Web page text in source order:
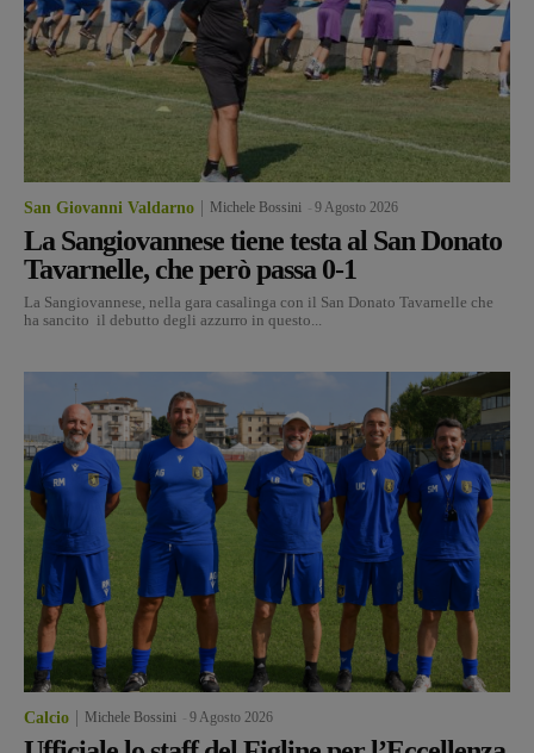
San Giovanni Valdarno Michele Bossini 9 Agosto 2026
La Sangiovannese tiene testa al San Donato
Tavarnelle, che però passa 0-1
La Sangiovannese, nella gara casalinga con il San Donato Tavarnelle che
ha sancito il debutto degli azzurro in questo...
Calcio Michele Bossini 9 Agosto 2026